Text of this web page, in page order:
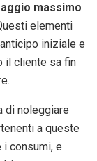
massimo
elementi
iniziale e
il cliente sa fin
di noleggiare
a queste
consumi, e